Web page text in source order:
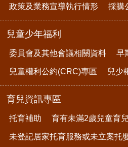
政策及業務宣導執行情形 採購
兒童少年福利
委員會及其他會議相關資料 早
兒童權利公約(CRC)專區 兒少
育兒資訊專區
托育補助 育有未滿2歲兒童育
未登記居家托育服務或未立案托